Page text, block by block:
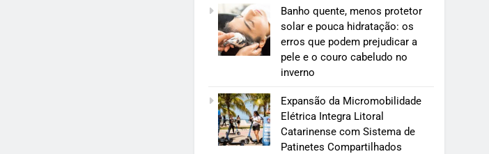
Banho quente, menos protetor
solar e pouca hidratação: os
erros que podem prejudicar a
pele e o couro cabeludo no
inverno
Expansão da Micromobilidade
Elétrica Integra Litoral
Catarinense com Sistema de
Patinetes Compartilhados